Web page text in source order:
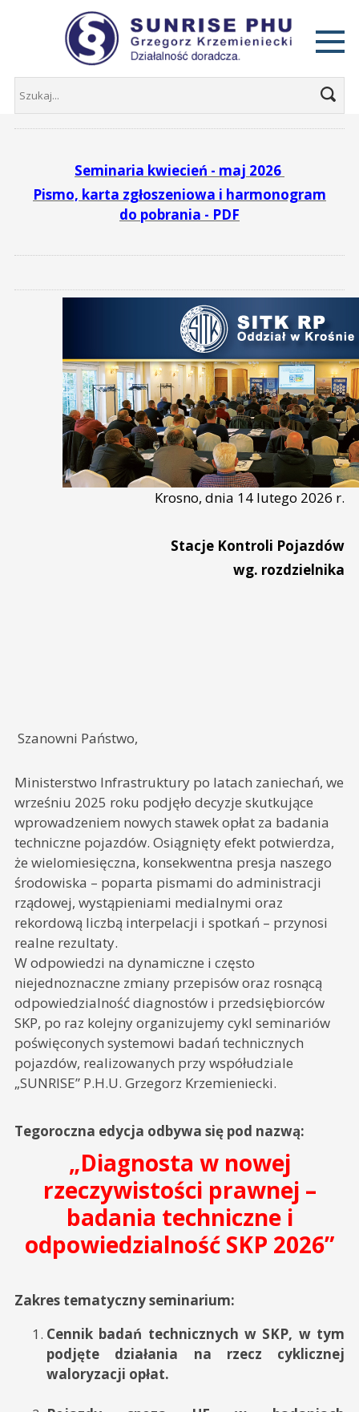
Seminaria kwiecień - maj 2026
Pismo, karta zgłoszeniowa i harmonogram
do pobrania - PDF
Krosno, dnia 14 lutego 2026 r.
Stacje Kontroli Pojazdów
wg. rozdzielnika
Szanowni Państwo,
Ministerstwo Infrastruktury po latach zaniechań, we
wrześniu 2025 roku podjęło decyzje skutkujące
wprowadzeniem nowych stawek opłat za badania
techniczne pojazdów. Osiągnięty efekt potwierdza,
że wielomiesięczna, konsekwentna presja naszego
środowiska – poparta pismami do administracji
rządowej, wystąpieniami medialnymi oraz
rekordową liczbą interpelacji i spotkań – przynosi
realne rezultaty.
W odpowiedzi na dynamiczne i często
niejednoznaczne zmiany przepisów oraz rosnącą
odpowiedzialność diagnostów i przedsiębiorców
SKP, po raz kolejny organizujemy cykl seminariów
poświęconych systemowi badań technicznych
pojazdów, realizowanych przy współudziale
„SUNRISE” P.H.U. Grzegorz Krzemieniecki.
Tegoroczna edycja odbywa się pod nazwą:
„Diagnosta w nowej
rzeczywistości prawnej –
badania techniczne i
odpowiedzialność SKP 2026”
Zakres tematyczny seminarium:
Cennik badań technicznych w SKP, w tym
podjęte działania na rzecz cyklicznej
waloryzacji opłat.